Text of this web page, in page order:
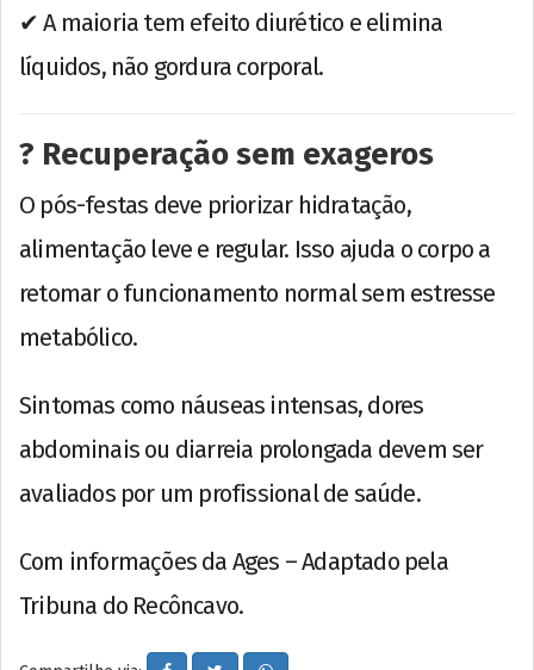
✔ A maioria tem efeito diurético e elimina
líquidos, não gordura corporal.
?️ Recuperação sem exageros
O pós-festas deve priorizar hidratação,
alimentação leve e regular. Isso ajuda o corpo a
retomar o funcionamento normal sem estresse
metabólico.
Sintomas como náuseas intensas, dores
abdominais ou diarreia prolongada devem ser
avaliados por um profissional de saúde.
Com informações da Ages – Adaptado pela
Tribuna do Recôncavo.